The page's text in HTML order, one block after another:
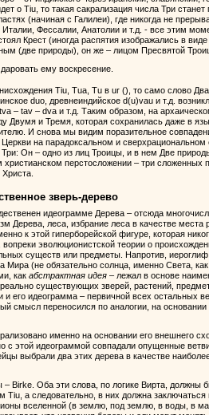
о Tiu, то такая сакрализация числа Три
(начиная с Галилеи), где никогда не
Фессалии, Анатолии и т.д. - все этим
Крест (иногда распятия изображались в
(две природы), он же – лицом Пресвятой
ему воскресение.
Tiu, Tua, Tu в ur (), то само слово Два
duo, древнеиндийское d(u)vau и т.д.
– tav – dva и т.д. Таким образом, на
Двумя и Тремя, которая сохранилась даже в
И снова мы видим поразительное
на парадоксальном и сверхрациональном
Он – одно из лиц Троицы, и в нем Две
перстосложении – три сложенных
зверь-дерево
идеограмме Дерева – отсюда
Дерева, леса, избрание леса в качестве места
к этой гиперборейской фигуре, которая
, вопреки эволюционистской теории о
существ или предметы. Напротив, иероглиф
Мира (не обязательно солнца, именно Света,
как абстрактная идея – лежал в основе
существующих зверей, растений,
его идеограмма – первичной всех остальных
смысл переносился по аналогии, на
именно на основании его внешнего
с этой идеограммой совпадали опущенные
выбрали два этих дерева в качестве
Birke. Оба эти слова, по логике Вирта, должны
а следовательно, в них должна заключаться
вселенной (в землю, под землю, в воды, в